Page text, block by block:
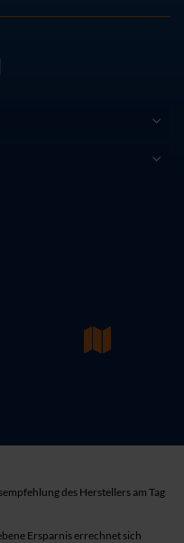
des Herstellers am Tag
Ersparnis errechnet sich